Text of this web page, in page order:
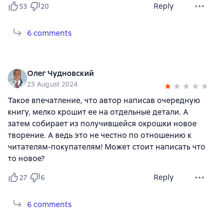
53 20 Reply
6 comments
Олег Чудновский
23 August 2024
Такое впечатление, что автор написав очередную
книгу, мелко крошит ее на отдельные детали. А
затем собирает из получившейся окрошки новое
творение. А ведь это не честно по отношению к
читателям-покупателям! Может стоит написать что
то новое?
27 6 Reply
6 comments